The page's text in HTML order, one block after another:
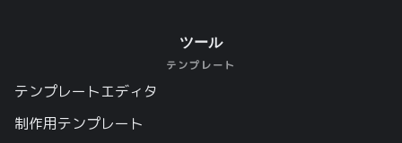
ツール
テンプレート
テンプレートエディタ
制作用テンプレート